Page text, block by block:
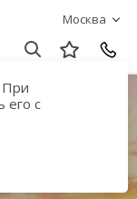
Москва
При
его с